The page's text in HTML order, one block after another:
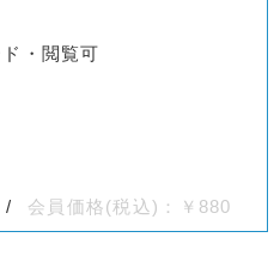
・閲覧可
会員価格(税込)：￥880